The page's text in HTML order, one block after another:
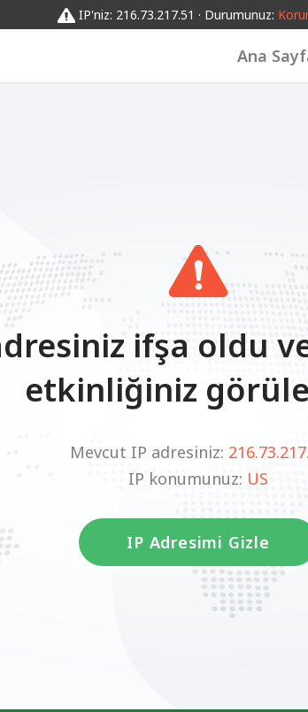
IP'niz: 216.73.217.51 · Durumunuz:
Ana
ifşa oldu
etkinliğiniz
Mevcut IP adresiniz:
IP konumunuz: US
IP Adresimi Gizle